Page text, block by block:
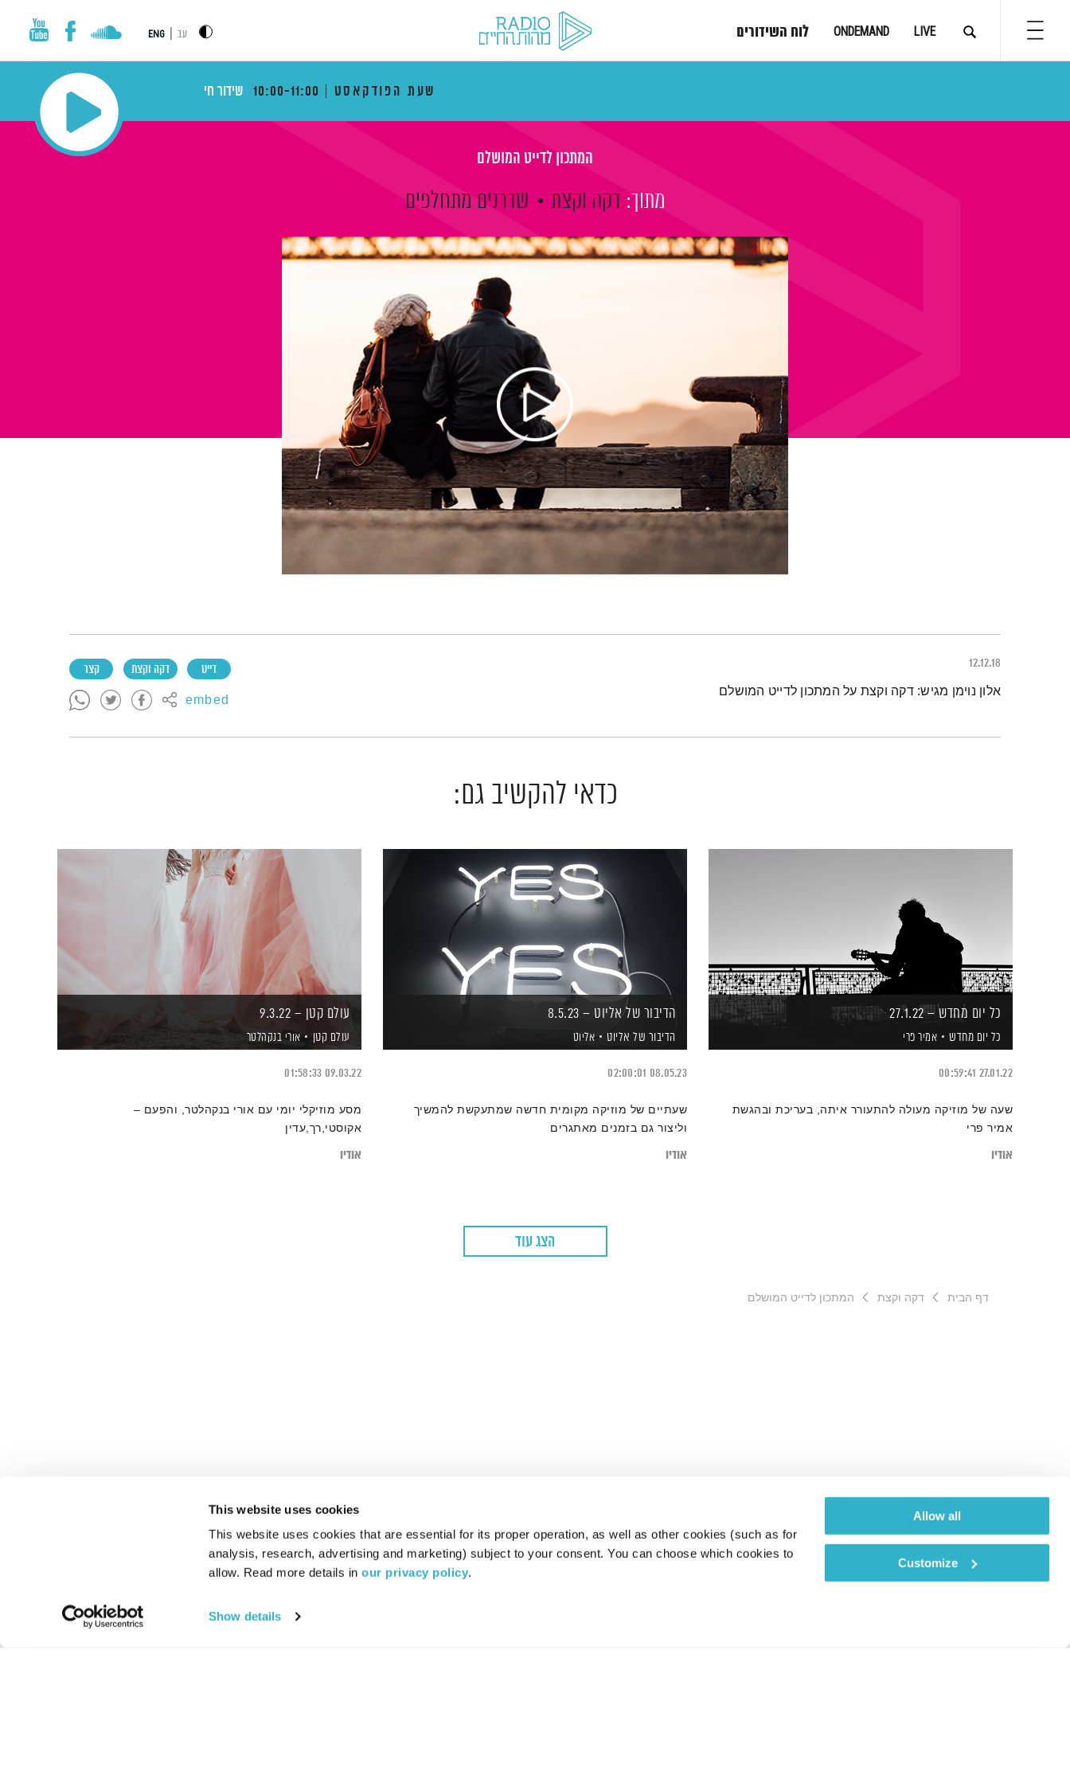
This website uses cookies
This website uses cookies that are essential for its proper operation, as well as other cookies (such as for
analysis, research, advertising and marketing) subject to your consent. You can choose which cookies to
allow. Read more details in our privacy policy.
Show details
Allow all
Customize
LIVE
ONDEMAND לוח השידורים עב ENG
שעת הפודקאסט 10:00-11:00 שידור חי
המתכון לדייט המושלם
מתוך: דקה וקצת שדרנים מתחלפים
12.12.18 דייט דקה וקצת קצר
embed תמצית הפודקאסט
אלון נוימן מגיש: דקה וקצת על המתכון לדייט המושלם
כדאי להקשיב גם:
כל יום מחדש – 27.1.22
כל יום מחדש אמיר פרי
27.01.22
00:59:41
שעה של מוזיקה מעולה להתעורר איתה, בעריכת ובהגשת
אמיר פרי
אודיו
הדיבור של אליוט – 8.5.23
הדיבור של אליוט אליוט
08.05.23
02:00:01
שעתיים של מוזיקה מקומית חדשה שמתעקשת להמשיך
וליצור גם בזמנים מאתגרים
אודיו
עולם קטן – 9.3.22
עולם קטן אורי בנקהלטר
09.03.22
01:58:33
מסע מוזיקלי יומי עם אורי בנקהלטר, והפעם –
אקוסטי,רך,עדין
אודיו
הצג עוד
דף הבית דקה וקצת המתכון לדייט המושלם